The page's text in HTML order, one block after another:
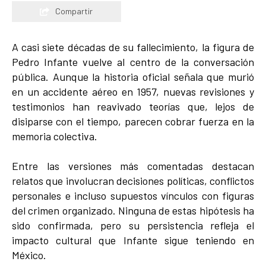
Compartir
A casi siete décadas de su fallecimiento, la figura de
Pedro Infante vuelve al centro de la conversación
pública. Aunque la historia oficial señala que murió
en un accidente aéreo en 1957, nuevas revisiones y
testimonios han reavivado teorías que, lejos de
disiparse con el tiempo, parecen cobrar fuerza en la
memoria colectiva.
Entre las versiones más comentadas destacan
relatos que involucran decisiones políticas, conflictos
personales e incluso supuestos vínculos con figuras
del crimen organizado. Ninguna de estas hipótesis ha
sido confirmada, pero su persistencia refleja el
impacto cultural que Infante sigue teniendo en
México.